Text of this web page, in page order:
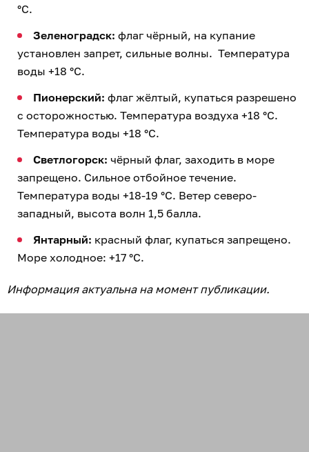
°C.
Зеленоградск: флаг чёрный, на купание
установлен запрет, сильные волны. Температура
воды +18 °C.
Пионерский: флаг жёлтый, купаться разрешено
с осторожностью. Температура воздуха +18 °C.
Температура воды +18 °C.
Светлогорск: чёрный флаг, заходить в море
запрещено. Сильное отбойное течение.
Температура воды +18-19 °C. Ветер северо-
западный, высота волн 1,5 балла.
Янтарный: красный флаг, купаться запрещено.
Море холодное: +17 °C.
Информация актуальна на момент публикации.